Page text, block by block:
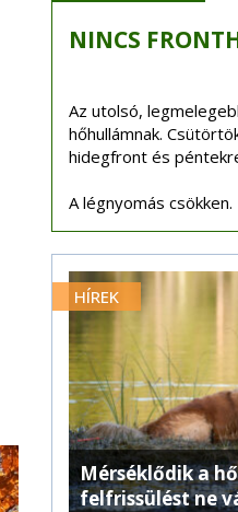
NINCS
Az utolsó,
hőhullámnak.
hidegfront és
A légnyomás csökken.
HÍREK
Mérséklődik a
felfrissülést ne